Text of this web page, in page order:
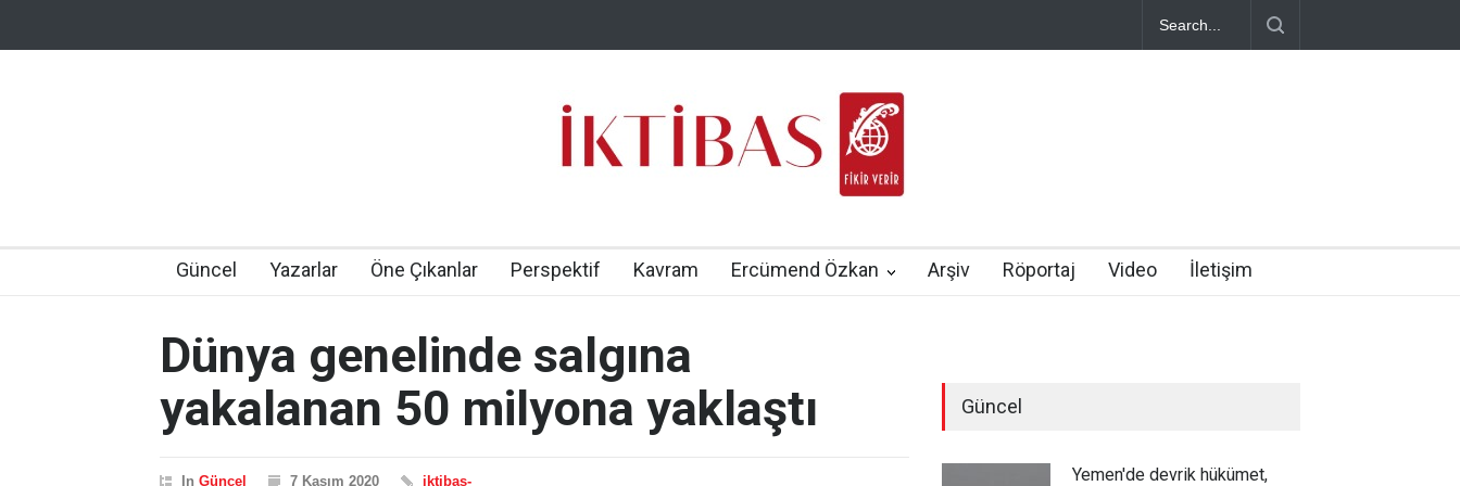
Güncel Yazarlar Öne Çıkanlar Perspektif Kavram Ercümend Özkan Arşiv Röportaj Video İletişim
Dünya genelinde salgına
yakalanan 50 milyona yaklaştı
In Güncel 7 Kasım 2020 iktibas-
Güncel
Yemen'de devrik hükümet,